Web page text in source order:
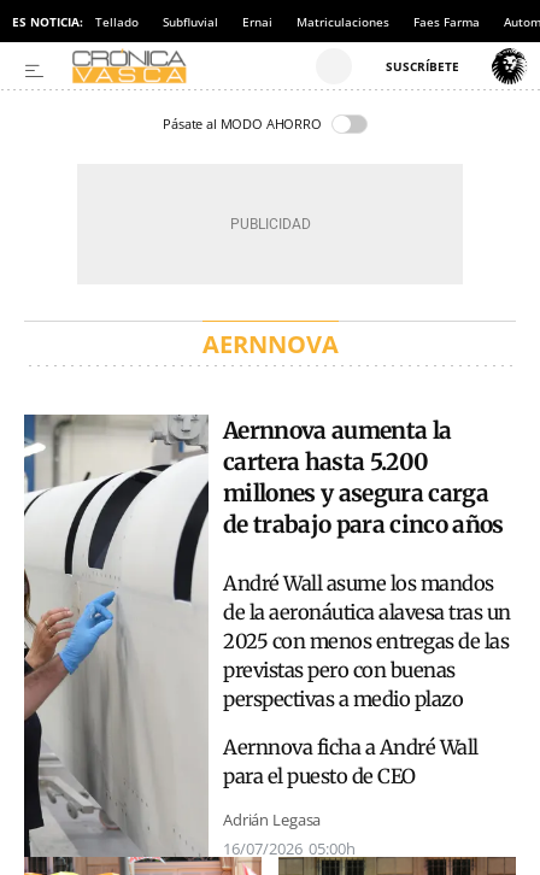
ES NOTICIA: Tellado Subfluvial Ernai Matriculaciones Faes Farma
Pásate al MODO AHORRO
AERNNOVA
Aernnova aumenta la
cartera hasta 5.200
millones y asegura carga
de trabajo para cinco años
André Wall asume los mandos
de la aeronáutica alavesa tras un
2025 con menos entregas de las
previstas pero con buenas
perspectivas a medio plazo
Aernnova ficha a André Wall
para el puesto de CEO
Adrián Legasa
16/07/2026 05:00h